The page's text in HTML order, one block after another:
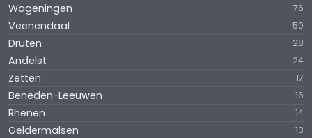
Wageningen 76
Veenendaal 50
Druten 28
Andelst 24
Zetten 17
Beneden-Leeuwen 16
Rhenen 14
Geldermalsen 13